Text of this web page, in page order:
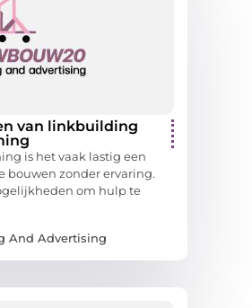
van linkbuilding
is het vaak lastig een
bouwen zonder ervaring.
om hulp te
And Advertising